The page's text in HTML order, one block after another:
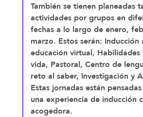
También se tienen planeadas
actividades por grupos en
fechas a lo largo de enero,
marzo. Estos serán: Inducción
educación virtual, Habilidades
vida, Pastoral, Centro de
reto al saber, Investigación y
Estas jornadas están
una experiencia de inducción
acogedora.